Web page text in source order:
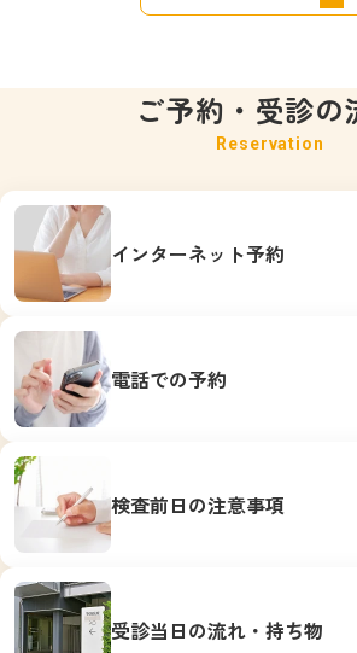
ご予約・受診の
インターネット予約
電話での予約
検査前日の注意事項
受診当日の流れ・持ち物